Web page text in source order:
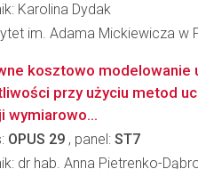
Karolina Dydak
im. Adama Mickiewicza w
kosztowo modelowanie
przy użyciu metod
wymiarowo...
OPUS 29 , panel: ST7
dr hab. Anna Pietrenko-